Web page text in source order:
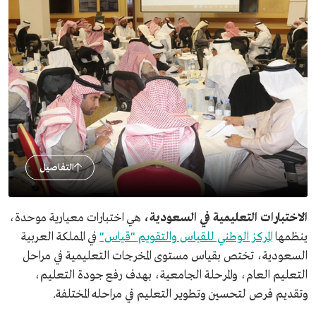
التفاصيل
الاختبارات التعليمية في السعودية، هي اختبارات معيارية موحدة،
ينظمهاالمركز الوطني للقياس والتقويم "قياس" في المملكة العربية
السعودية، تختص بقياس مستوى المخرجات التعليمية في مراحل
التعليم العام، والمرحلة الجامعية، بهدف رفع جودة التعليم،
وتقديم فرص لتحسين وتطوير التعليم في مراحله المختلفة.